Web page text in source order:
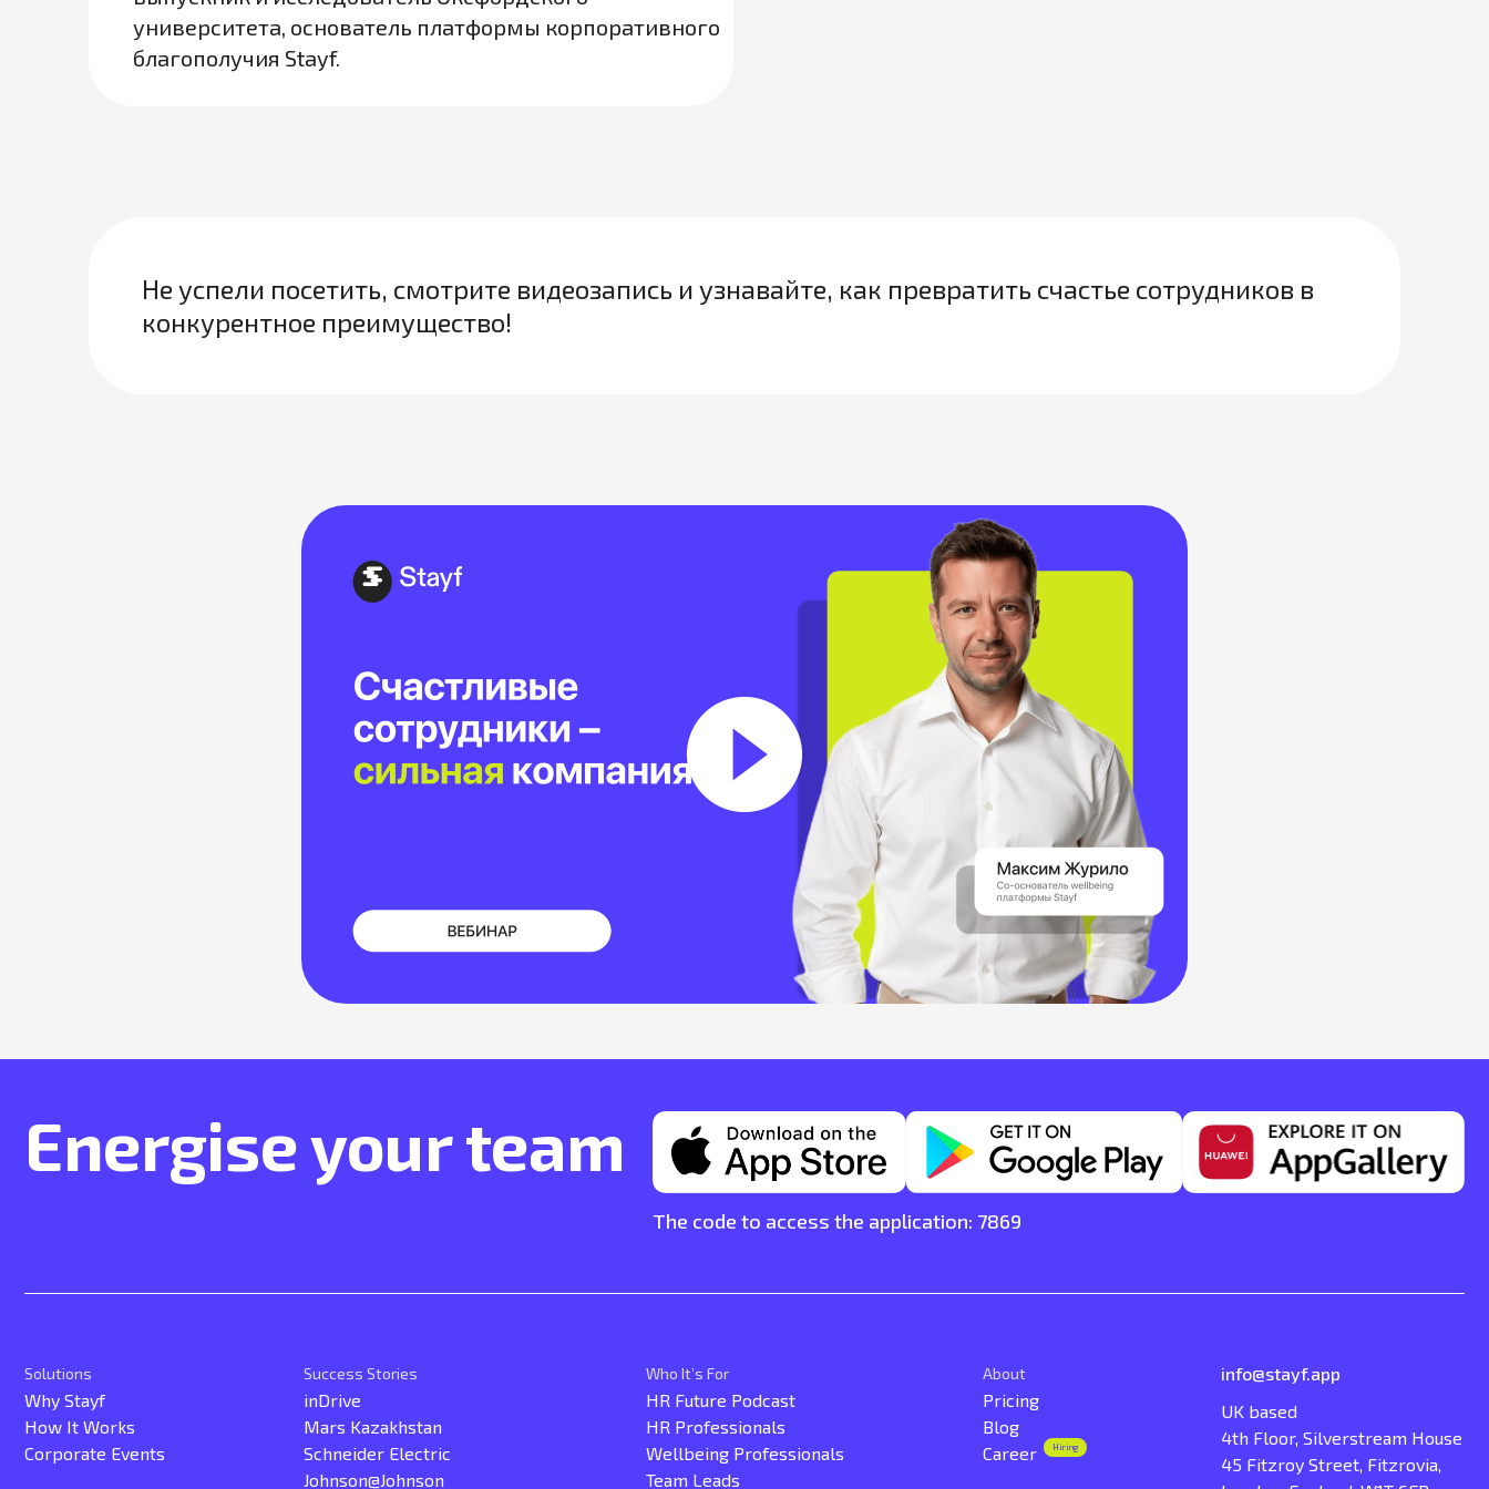
университета, основатель платформы корпоративного
благополучия Stayf.
Не успели посетить, смотрите видеозапись и узнавайте, как превратить счастье сотрудников в
конкурентное преимущество!
Energise your team
The code to access the application: 7869
Solutions
Why Stayf
How It Works
Corporate Events
Success Stories
inDrive
Mars Kazakhstan
Schneider Electric
Johnson@Johnson
Who It’s For
HR Future Podcast
HR Professionals
Wellbeing Professionals
Team Leads
About
Pricing
Blog
Career
Hiring
info@stayf.app
UK based
4th Floor, Silverstream House
45 Fitzroy Street, Fitzrovia,